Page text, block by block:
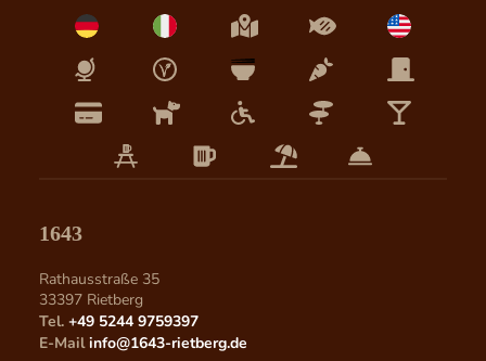
1643
Rathausstraße 35
33397 Rietberg
Tel. +49 5244 9759397
E-Mail info@1643-rietberg.de